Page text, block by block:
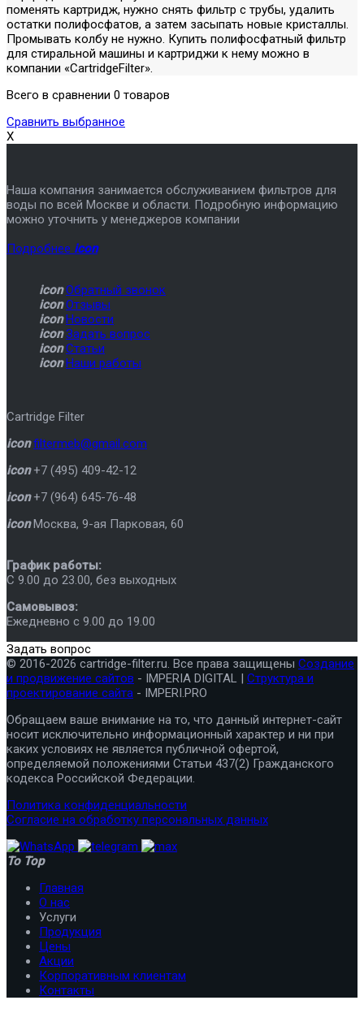
поменять картридж, нужно снять фильтр с трубы, удалить
остатки полифосфатов, а затем засыпать новые кристаллы.
Промывать колбу не нужно. Купить полифосфатный фильтр
для стиральной машины и картриджи к нему можно в
компании «CartridgeFilter».
Всего в сравнении 0 товаров
Сравнить выбранное
X
Наша компания занимается обслуживанием фильтров для
воды по всей Москве и области. Подробную информацию
можно уточнить у менеджеров компании
Подробнее icon
icon Обратный звонок
icon Отзывы
icon Новости
icon Задать вопрос
icon Статьи
icon Наши работы
Cartridge Filter
icon filtermeb@gmail.com
icon +7 (495) 409-42-12
icon +7 (964) 645-76-48
icon Москва, 9-ая Парковая, 60
График работы:
C 9.00 до 23.00, без выходных
Самовывоз:
Ежедневно с 9.00 до 19.00
Задать вопрос
© 2016-2026 cartridge-filter.ru. Все права защищены Создание
и продвижение сайтов - IMPERIA DIGITAL | Структура и
проектирование сайта - IMPERI.PRO
Обращаем ваше внимание на то, что данный интернет-сайт
носит исключительно информационный характер и ни при
каких условиях не является публичной офертой,
определяемой положениями Статьи 437(2) Гражданского
кодекса Российской Федерации.
Политика конфиденциальности
Согласие на обработку персональных данных
To Top
Главная
О нас
Услуги
Продукция
Цены
Акции
Корпоративным клиентам
Контакты